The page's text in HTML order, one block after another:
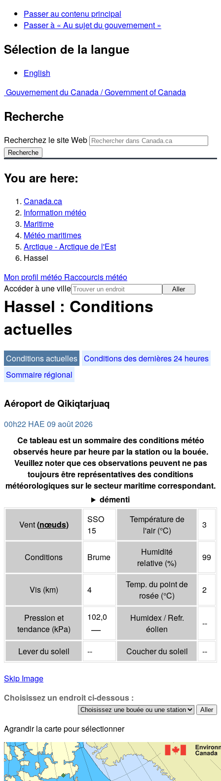
Passer au contenu principal
Passer à « Au sujet du gouvernement »
Sélection de la langue
English
Gouvernement du Canada /Government of Canada
Recherche
Recherchez le site Web
Recherche
You are here:
Canada.ca
Information météo
Maritime
Météo maritimes
Arctique - Arctique de l'Est
Hassel
Mon profil météo Raccourcis météo
Accéder à une ville
Aller
Hassel : Conditions
actuelles
Conditions actuelles Conditions des dernières 24 heures
Sommaire régional
Aéroport de Qikiqtarjuaq
00h22 HAE 09 août 2026
Ce tableau est un sommaire des conditions météo
observés heure par heure par la station ou la bouée.
Veuillez noter que ces observations peuvent ne pas
toujours être représentatives des conditions
météorologiques sur le secteur maritime correspondant.
démenti
Vent(nœuds)
SSO
15
Température de
l'air(°C)
3
Conditions Brume
Humidité
relative (%)
99
Vis (km) 4
Temp. du point de
rosée (°C)
2
Pression et
tendance (kPa)
102,0
—
Humidex / Refr.
éolien
--
Lever du soleil -- Coucher du soleil --
Skip Image
Choisissez un endroit ci-dessous :
Agrandir la carte pour sélectionner